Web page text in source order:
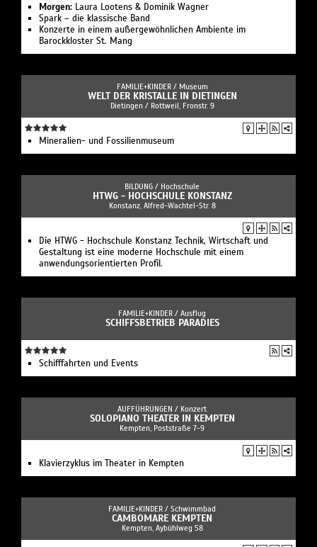
Morgen: Laura Lootens & Dominik Wagner
Spark – die klassische Band
Konzerte in einem außergewöhnlichen Ambiente im
Barockkloster St. Mang
FAMILIE+KINDER / Museum
WELT DER KRISTALLE IN DIETINGEN
Dietingen / Rottweil, Fronstr. 9
Mineralien- und Fossilienmuseum
BILDUNG / Hochschule
HTWG - HOCHSCHULE KONSTANZ
Konstanz, Alfred-Wachtel-Str. 8
Die HTWG - Hochschule Konstanz Technik, Wirtschaft und
Gestaltung ist eine moderne Hochschule mit einem
anwendungsorientierten Profil.
FAMILIE+KINDER / Ausflug
SCHIFFSBETRIEB PARADIES
Schifffahrten und Events
AUFFÜHRUNGEN / Konzert
SOLOPIANO THEATER IN KEMPTEN
Kempten, Poststraße 7-9
Klavierzyklus im Theater in Kempten
FAMILIE+KINDER / Schwimmbad
CAMBOMARE KEMPTEN
Kempten, Aybühlweg 58